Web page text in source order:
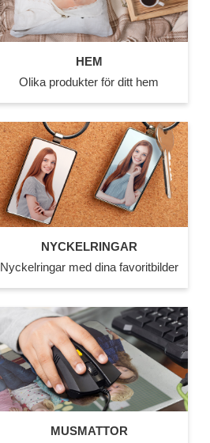
HEM
Olika produkter för ditt hem
NYCKELRINGAR
Nyckelringar med dina favoritbilder
MUSMATTOR